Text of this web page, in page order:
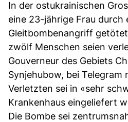
In der ostukrainischen
eine 23-jährige Frau durch
Gleitbombenangriff
zwölf Menschen seien
Gouverneur des Gebiets
Synjehubow, bei Telegram
Verletzten sei in «sehr
Krankenhaus eingeliefert
Die Bombe sei